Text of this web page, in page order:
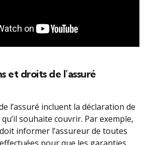
et droits de l’assuré
l’assuré incluent la déclaration de
qu’il souhaite couvrir. Par exemple,
informer l’assureur de toutes